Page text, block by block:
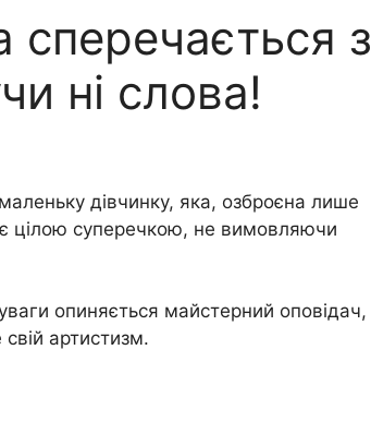
сперечається з
ні слова!
дівчинку, яка, озброєна лише
цілою суперечкою, не вимовляючи
опиняється майстерний оповідач,
артистизм.